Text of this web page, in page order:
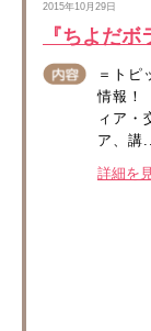
2015年10月29日
『ちよだ
＝トピ
情報！
ィア・
ア、講
詳細を